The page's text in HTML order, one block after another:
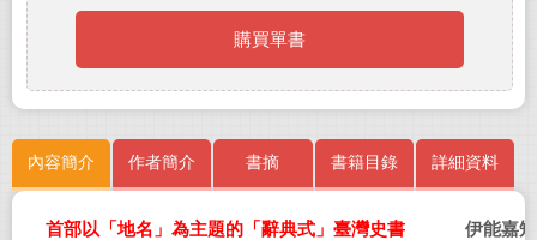
購買單書
內容簡介 作者簡介 書摘 書籍目錄 詳細資料
首部以「地名」為主題的「辭典式」臺灣史書 伊能嘉矩